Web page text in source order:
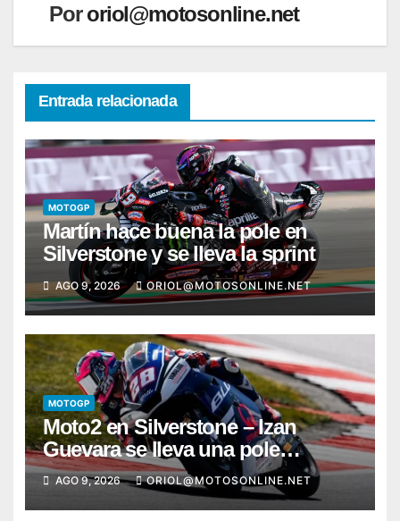
Pororiol@motosonline.net
Entrada relacionada
MOTOGP
Martín hace buena la pole en
Silverstone y se lleva la sprint
AGO 9, 2026 ORIOL@MOTOSONLINE.NET
MOTOGP
Moto2 en Silverstone – Izan
Guevara se lleva una pole
incontestable; González, 4º
AGO 9, 2026 ORIOL@MOTOSONLINE.NET